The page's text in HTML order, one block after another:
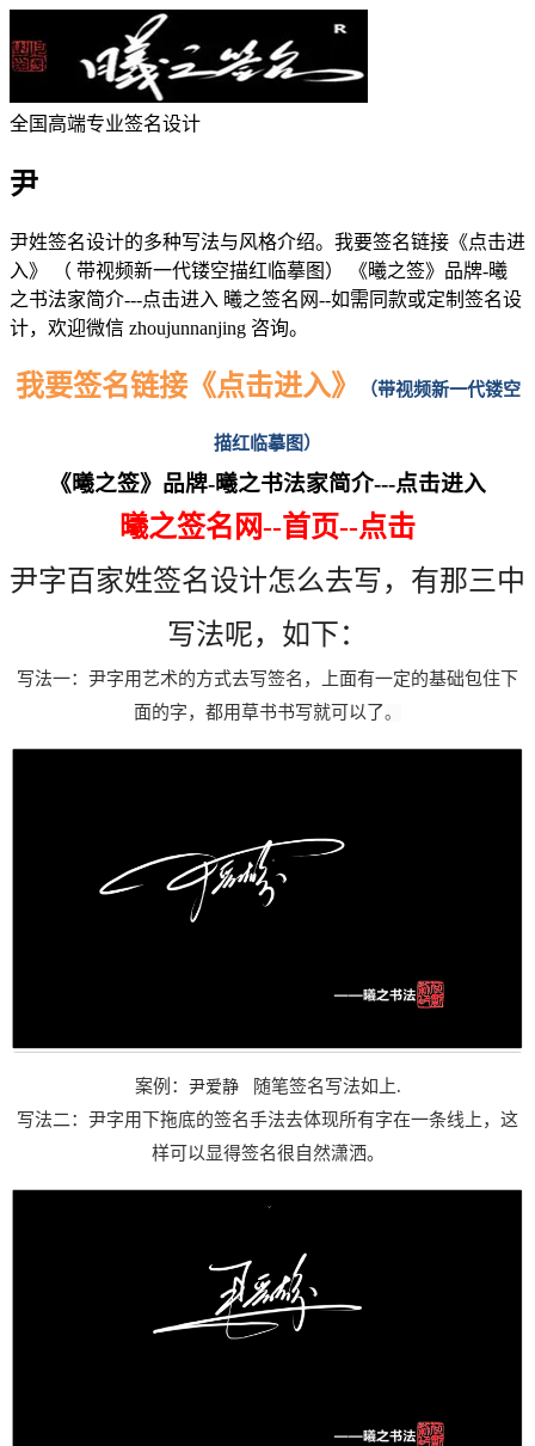
全国高端专业签名设计
尹
尹姓签名设计的多种写法与风格介绍。 我要签名链接《点击进
入》 （ 带视频新一代镂空描红临摹图） 《曦之签》品牌-曦
之书法家简介---点击进入 曦之签名网--如需同款或定制签名设
计，欢迎微信 zhoujunnanjing 咨询。
我要签名链接《点击进入》 （带视频新一代镂空
描红临摹图）
《曦之签》品牌-曦之书法家简介---点击进入
曦之签名网--首页--点击
尹字百家姓签名设计怎么去写，有那三中
写法呢，如下：
写法一： 尹字用艺术的方式去写签名，上面有一定的基础包住下
面的字，都用草书书写就可以了。
案例： 尹爱静 随笔签名写法如上.
写法二：尹字用下拖底的签名手法去体现所有字在一条线上，这
样可以显得签名很自然潇洒。